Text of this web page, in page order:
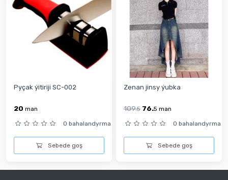
Pyçak ýitiriji SC-002
20 man
0 bahalandyrma
Sebede goş
Zenan jinsy ýubka
109.5 76.5 man
0 bahalandyrma
Sebede goş